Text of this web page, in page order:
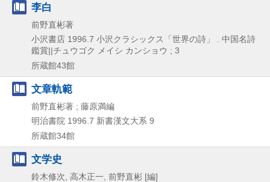
李白
前野直彬著
小沢書店 1996.7 小沢クラシックス「世界の詩」 . 中国名詩
鑑賞||チュウゴク メイシ カンショウ ; 3
所蔵館43館
文章軌範
前野直彬著 ; 藤原満編
明治書院 1996.7 新書漢文大系 9
所蔵館34館
文学史
鈴木修次, 高木正一, 前野直彬 [編]